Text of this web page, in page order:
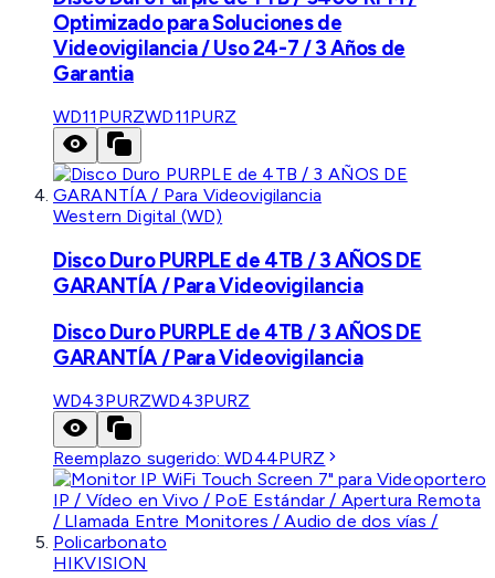
Optimizado para Soluciones de
Videovigilancia / Uso 24-7 / 3 Años de
Garantia
WD11PURZWD11PURZ
Western Digital (WD)
Disco Duro PURPLE de 4TB / 3 AÑOS DE
GARANTÍA / Para Videovigilancia
Disco Duro PURPLE de 4TB / 3 AÑOS DE
GARANTÍA / Para Videovigilancia
WD43PURZWD43PURZ
Reemplazo sugerido:WD44PURZ
HIKVISION